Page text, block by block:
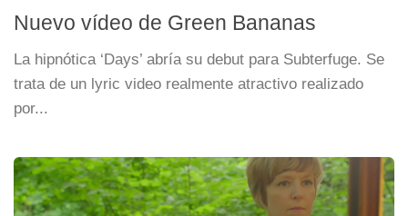
Nuevo vídeo de Green Bananas
La hipnótica ‘Days’ abría su debut para Subterfuge. Se
trata de un lyric video realmente atractivo realizado
por...